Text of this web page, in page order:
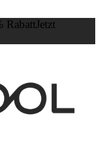
RabattJetzt